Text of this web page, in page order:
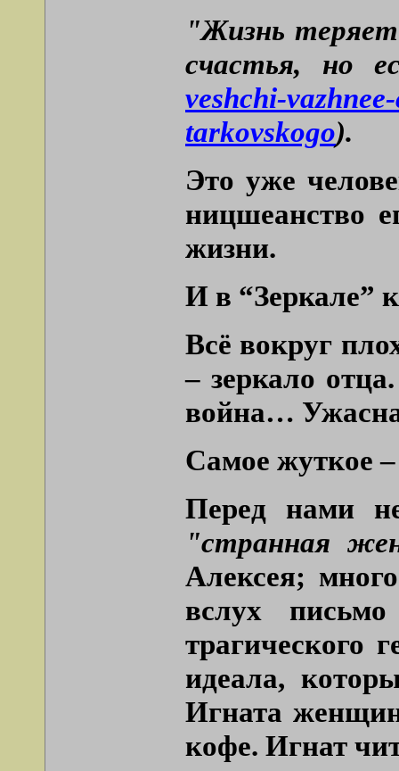
"Жизнь теряет
счастья, но
veshchi-
tarkovskogo).
Это уже
ницшеанство
жизни.
И в “Зеркале”
Всё вокруг
– зеркало
война…
Самое жуткое
Перед нами
"странная
Алексея;
вслух
трагического
идеала,
Игната
кофе. Игнат